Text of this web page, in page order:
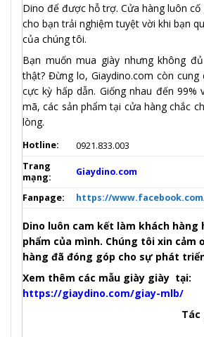
Dino để được hỗ trợ. Cửa hàng luôn cố
cho bạn trải nghiệm tuyệt vời khi bạn
của chúng tôi.
Bạn muốn mua giày nhưng không
thật? Đừng lo, Giaydino.com còn
cực kỳ hấp dẫn. Giống nhau đến 99%
mã, các sản phẩm tại cửa hàng chắc
lòng.
Hotline:
0921.833.003
Trang
mạng:
Giaydino.com
Fanpage: https://
Dino luôn cam kết làm khách hàng
phẩm của mình. Chúng tôi xin cảm
hàng đã đóng góp cho sự phát
Xem thêm các mẫu giày giày tại:
https://giaydino.com/giay-mlb/
Tác